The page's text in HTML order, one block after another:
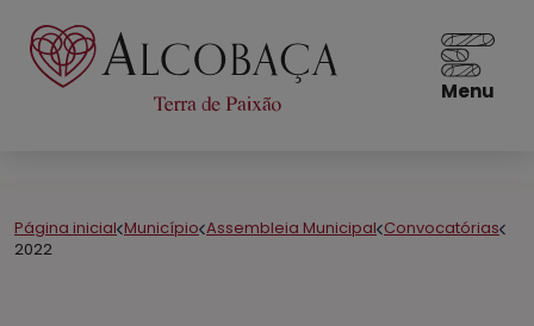
Menu
Página inicial Município Assembleia Municipal Convocatórias
2022